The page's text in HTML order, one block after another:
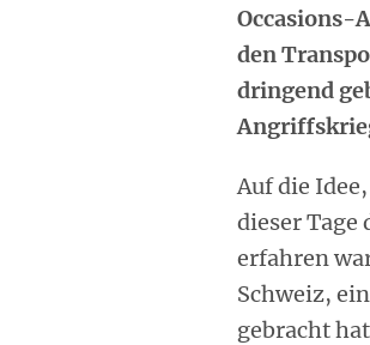
Occasions-
den
dringend
Auf die
dieser Tage
erfahren
Schweiz,
gebracht